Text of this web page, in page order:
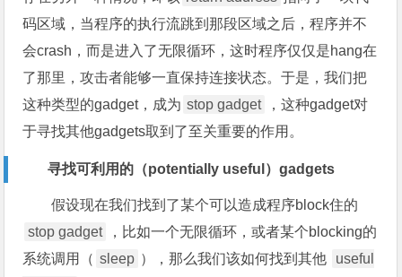
码区域，当程序的执行流跳到那段区域之后，程序并不
会crash，而是进入了无限循环，这时程序仅仅是hang在
了那里，攻击者能够一直保持连接状态。于是，我们把
这种类型的gadget，成为 stop gadget
，这种gadget对
于寻找其他gadgets取到了至关重要的作用。
寻找可利用的（potentially useful）gadgets
假设现在我们找到了某个可以造成程序block住的
stop gadget
，比如一个无限循环，或者某个blocking的
系统调用（ sleep ），那么我们该如何找到其他
useful